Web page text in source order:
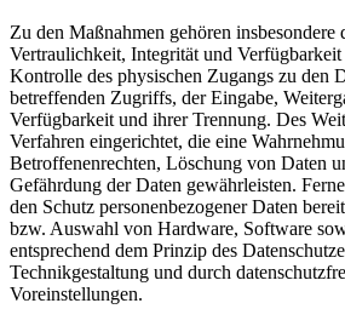
Zu den Maßnahmen gehören insbesondere
Vertraulichkeit, Integrität und
Kontrolle des physischen Zugangs zu den
betreffenden Zugriffs, der Eingabe,
Verfügbarkeit und ihrer Trennung. Des
Verfahren eingerichtet, die eine
Betroffenenrechten, Löschung von Daten
Gefährdung der Daten gewährleisten.
den Schutz personenbezogener Daten
bzw. Auswahl von Hardware, Software
entsprechend dem Prinzip des
Technikgestaltung und durch
Voreinstellungen.